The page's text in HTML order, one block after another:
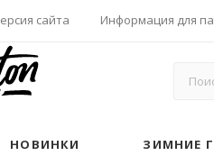
сайта Информация для
НОВИНКИ ЗИМНИЕ